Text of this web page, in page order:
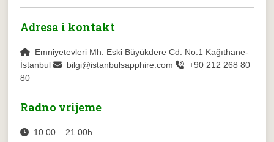
Adresa i kontakt
Emniyetevleri Mh. Eski Büyükdere Cd. No:1 Kağıthane-
İstanbul
bilgi@istanbulsapphire.com
+90 212 268 80
80
Radno vrijeme
10.00 – 21.00h